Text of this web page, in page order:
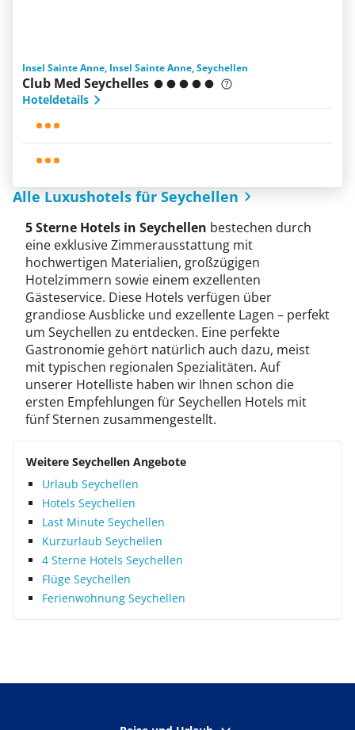
Insel Sainte Anne, Insel Sainte Anne, Seychellen
Club Med Seychelles
Hoteldetails
Alle Luxushotels für Seychellen
5 Sterne Hotels in Seychellen bestechen durch
eine exklusive Zimmerausstattung mit
hochwertigen Materialien, großzügigen
Hotelzimmern sowie einem exzellenten
Gästeservice. Diese Hotels verfügen über
grandiose Ausblicke und exzellente Lagen – perfekt
um Seychellen zu entdecken. Eine perfekte
Gastronomie gehört natürlich auch dazu, meist
mit typischen regionalen Spezialitäten. Auf
unserer Hotelliste haben wir Ihnen schon die
ersten Empfehlungen für Seychellen Hotels mit
fünf Sternen zusammengestellt.
Weitere Seychellen Angebote
Urlaub Seychellen
Hotels Seychellen
Last Minute Seychellen
Kurzurlaub Seychellen
4 Sterne Hotels Seychellen
Flüge Seychellen
Ferienwohnung Seychellen